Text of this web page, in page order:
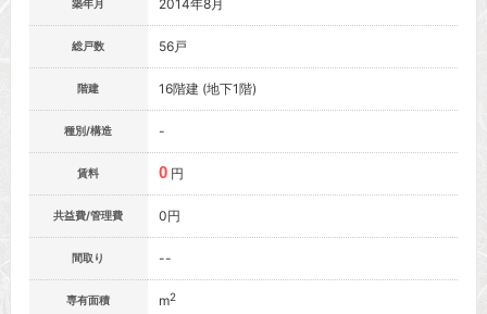
築年月 2014年8月
総戸数 56戸
階建 16階建 (地下1階)
種別/構造 -
賃料 0 円
共益費/管理費 0円
間取り --
専有面積 m2